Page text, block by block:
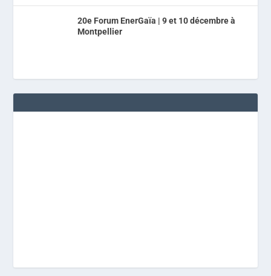
20e Forum EnerGaïa | 9 et 10 décembre à
Montpellier